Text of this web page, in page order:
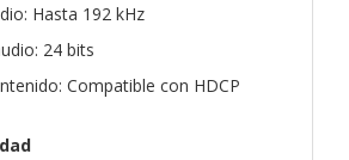
Hasta 192 kHz
24 bits
Compatible con HDCP